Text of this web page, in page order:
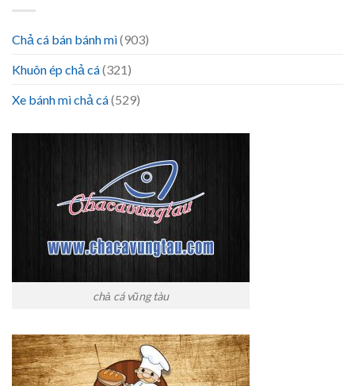
Chả cá bán bánh mì(903)
Khuôn ép chả cá(321)
Xe bánh mì chả cá(529)
chả cá vũng tàu